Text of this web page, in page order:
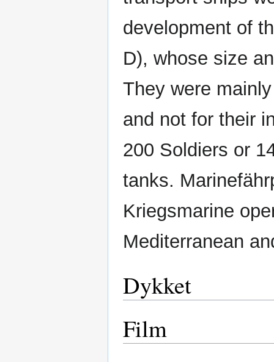
development of
D), whose size
They were
and not for their
200 Soldiers or
tanks.
Kriegsmarine
Mediterranean
Dykket
Film